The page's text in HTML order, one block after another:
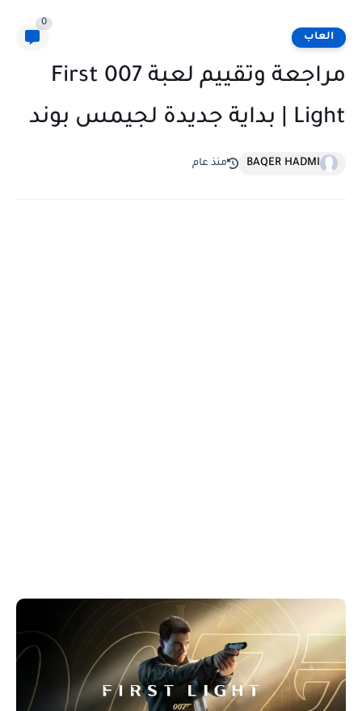
العاب
0
مراجعة وتقييم لعبة 007 First
Light | بداية جديدة لجيمس بوند
BAQER HADMI منذ عام